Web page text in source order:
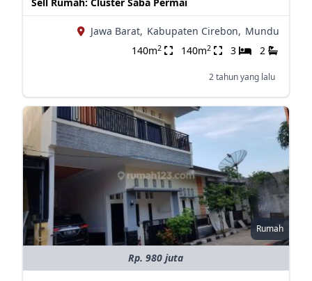
Jawa Barat, Kabupaten Cirebon, Mundu
140m2 140m2 3 2
2 tahun yang lalu
Rumah
Rp. 980 juta